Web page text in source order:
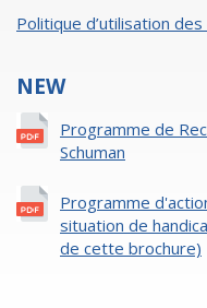
Politique d’utilisation
NEW
Programme de
Schuman
Programme
situation de
de cette brochure)